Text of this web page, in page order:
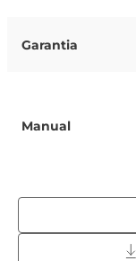
Garantia
Manual